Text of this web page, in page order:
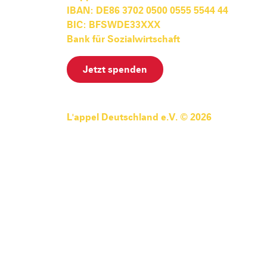
IBAN: DE86 3702 0500 0555 5544 44
BIC: BFSWDE33XXX
Bank für Sozialwirtschaft
Jetzt spenden
L'appel Deutschland e.V. © 2026